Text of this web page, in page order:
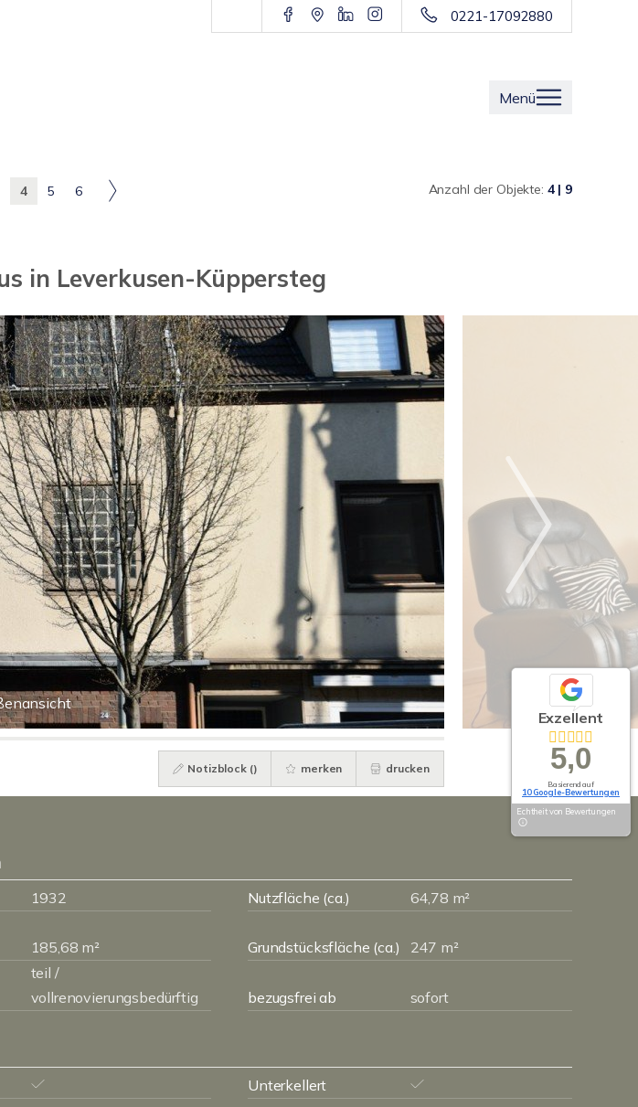
0221-17092880
Menü
4 5 6 Anzahl der Objekte: 4 | 9
in Leverkusen-Küppersteg
Notizblock () merken drucken
1932 Nutzfläche (ca.)
64,78 m²
185,68 m² Grundstücksfläche (ca.) 247 m²
teil /
vollrenovierungsbedürftig
bezugsfrei ab sofort
Unterkellert
Exzellent
5,0
Basierend auf
10 Google-Bewertungen
Echtheit von Bewertungen